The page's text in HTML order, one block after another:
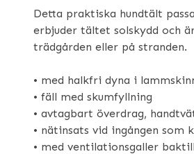
Detta praktiska hundtält
erbjuder tältet solskydd och
trädgården eller på stranden.
• med halkfri dyna i
• fäll med skumfyllning
• avtagbart överdrag,
• nätinsats vid ingången som
• med ventilationsgaller baktill